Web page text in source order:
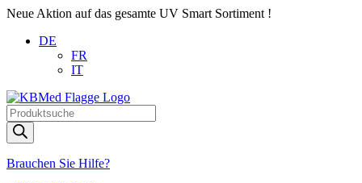
Neue Aktion auf das gesamte UV Smart Sortiment !
DE
FR
IT
Products
search
Brauchen Sie Hilfe?